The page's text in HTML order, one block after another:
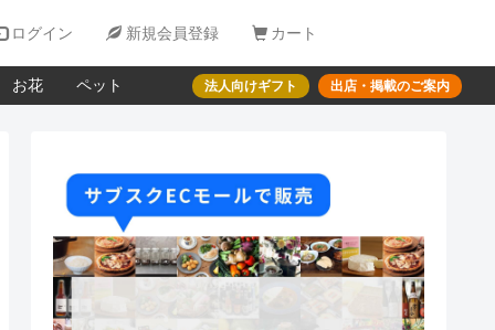
ログイン  新規会員登録  カート
お花 ペット 法人向けギフト 出店・掲載のご案内